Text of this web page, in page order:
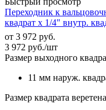
Переходник к
квадрат х 1/4" внутр.
от 3 972 руб.
3 972 руб./шт
Размер выходного
11 мм наруж.
Размер квадрата